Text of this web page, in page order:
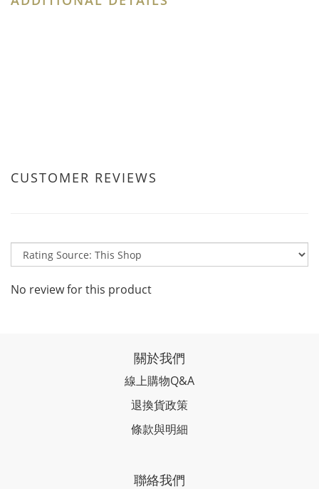
CUSTOMER REVIEWS
No review for this product
關於我們
線上購物Q&A
退換貨政策
條款與明細
聯絡我們